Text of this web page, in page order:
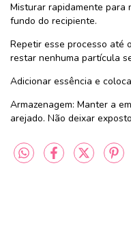
Misturar rapidamente para
fundo do recipiente.
Repetir esse processo até
restar nenhuma partícula
Adicionar essência e
Armazenagem: Manter a
arejado. Não deixar